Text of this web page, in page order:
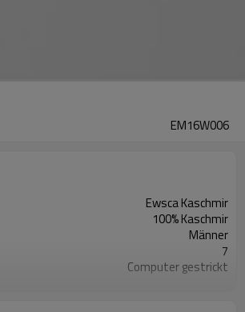
EM16W006
Ewsca Kaschmir
100% Kaschmir
Männer
7
Computer gestrickt